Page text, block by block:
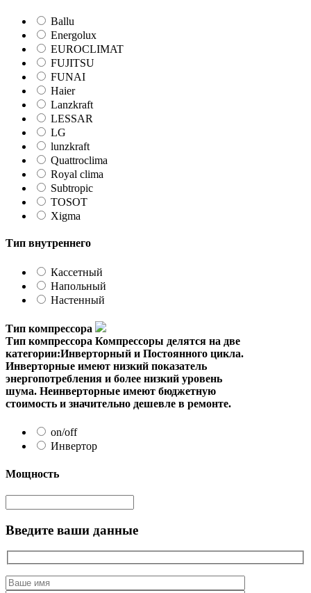
Ballu
Energolux
EUROCLIMAT
FUJITSU
FUNAI
Haier
Lanzkraft
LESSAR
LG
lunzkraft
Quattroclima
Royal clima
Subtropic
TOSOT
Xigma
Тип внутреннего
Кассетный
Напольный
Настенный
Тип компрессора
Тип компрессора Компрессоры делятся на две
категории:Инверторный и Постоянного цикла.
Инверторные имеют низкий показатель
энергопотребления и более низкий уровень
шума. Неинверторные имеют бюджетную
стоимость и значительно дешевле в ремонте.
on/off
Инвертор
Мощность
Введите ваши данные